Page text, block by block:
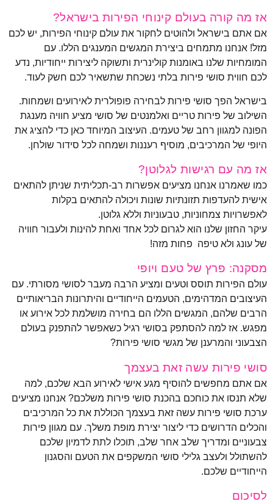
אז מה קורה בעולם קינוחי הפירות בישראל?
אם אתם בישראל ולהוטים לחקור את עולם קינוחי הפירות, יש לכם
מזל! אנחנו מתמחים ביצירת המגשים המענגים הללו. עם
המומחיות שלנו באומנות קולינרית ותשוקה ליצירות ייחודיות, נדע
לכם חווית סושי פירות בלתי נשכחת שתשאיר לכם חשק לעוד.
בישראל הפך סושי פירות לבחירה פופולרית לאירועים ושמחות.
השילוב של פירות טריים ואלמנטים של סושי מציע חוויה מענגת
הפונה למגוון רחב של טעמים. העיצוב המיוחד כאן כדי להציג את
היופי של המרכיבים, מוסיף רעננות ושמחה לכל סידור שולחן.
אז מה עם רגישות לגלוטן?
כמו שאמרנו אנחנו מציעים אפשרות רב-תכליתית שניתן להתאים
אישית להעדפות תזונתיות שונות ויכולה להתאים בקלות
לאפשרויות צמחוניות, טבעוניות וללא גלוטן.
עיקר החזון שלנו הוא לגרום לכל אחד ואחת להינות ולעבור חוויה
של עונג ולא טיפה פחות מזה!
מסקנה: פרץ של טעם ויופי
עולם הפירות תוסס וטעים ומציע הרבה מעבר לסושי מסורתי. עם
העיצובים המדהימים, הטעמים הייחודיים והיתרונות הבריאותיים
הרבים שלהם, המגשים הללו הם בחירה מושלמת לכל אירוע או
מפגש. אז למה להסתפק בסושי רגיל כשאפשר להתפנק בעולם
הצבעוני והמרענן של מגשי סושי פירות?
סושי פירות עשה זאת בעצמך
אם אתם מחפשים להוסיף מגע אישי לאירוע הבא שלכם, למה
שלא תנסו את כוחכם בהכנת סושי פירות משלכם? אנחנו מציעים
ערכת סושי פירות עשה זאת בעצמך הכוללת את כל המרכיבים
והכלים הדרושים כדי ליצור יצירת מופת משלך. עם מגוון פירות
צבעוניים ומדריך שלב אחר שלב, תוכלו לתת לדמיון שלכם
להשתולל ולעצב גלילי סושי המשקפים את הטעם והסגנון
הייחודיים שלכם.
לסיכום